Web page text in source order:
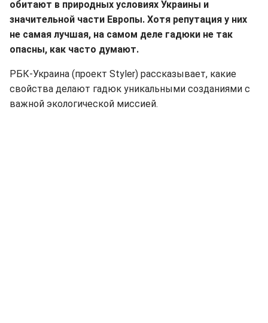
обитают в природных условиях Украины и
значительной части Европы. Хотя репутация у них
не самая лучшая, на самом деле гадюки не так
опасны, как часто думают.
РБК-Украина (проект Styler) рассказывает, какие
свойства делают гадюк уникальными созданиями с
важной экологической миссией.